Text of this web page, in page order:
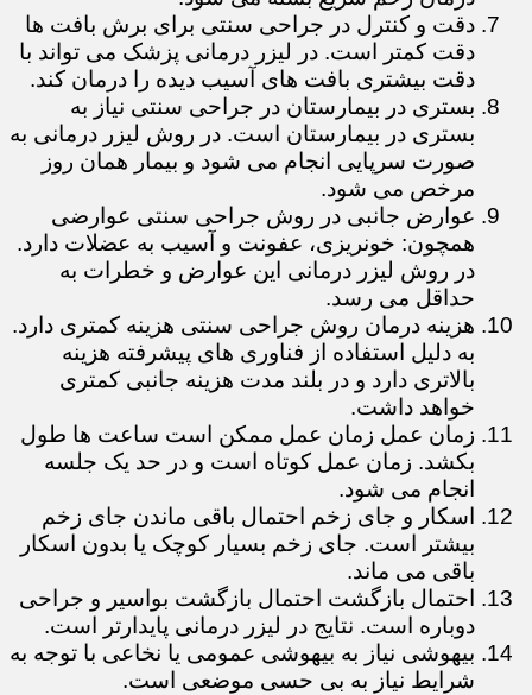
دقت و کنترل در جراحی سنتی برای برش بافت ها
دقت کمتر است. در لیزر درمانی پزشک می تواند با
دقت بیشتری بافت های آسیب دیده را درمان کند.
بستری در بیمارستان در جراحی سنتی نیاز به
بستری در بیمارستان است. در روش لیزر درمانی به
صورت سرپایی انجام می شود و بیمار همان روز
مرخص می شود.
عوارض جانبی در روش جراحی سنتی عوارضی
همچون: خونریزی، عفونت و آسیب به عضلات دارد.
در روش لیزر درمانی این عوارض و خطرات به
حداقل می رسد.
هزینه درمان روش جراحی سنتی هزینه کمتری دارد.
به دلیل استفاده از فناوری های پیشرفته هزینه
بالاتری دارد و در بلند مدت هزینه جانبی کمتری
خواهد داشت.
زمان عمل زمان عمل ممکن است ساعت ها طول
بکشد. زمان عمل کوتاه است و در حد یک جلسه
انجام می شود.
اسکار و جای زخم احتمال باقی ماندن جای زخم
بیشتر است. جای زخم بسیار کوچک یا بدون اسکار
باقی می ماند.
احتمال بازگشت احتمال بازگشت بواسیر و جراحی
دوباره است. نتایج در لیزر درمانی پایدارتر است.
بیهوشی نیاز به بیهوشی عمومی یا نخاعی با توجه به
شرایط نیاز به بی حسی موضعی است.